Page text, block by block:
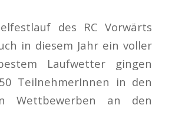
des RC Vorwärts
in diesem Jahr ein voller
Laufwetter gingen
TeilnehmerInnen in den
Wettbewerben an den